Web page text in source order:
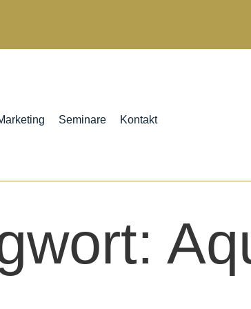
Seminare Kontakt